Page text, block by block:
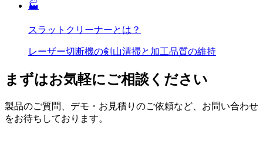
🏭
スラットクリーナーとは？
レーザー切断機の剣山清掃と加工品質の維持
まずはお気軽にご相談ください
製品のご質問、デモ・お見積りのご依頼など、お問い合わせ
をお待ちしております。